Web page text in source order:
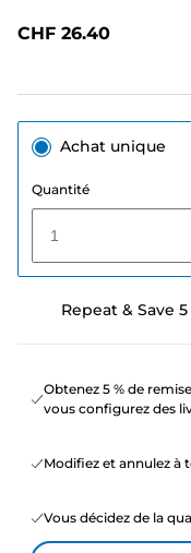
CHF 26.40
Achat unique
Quantité
1
Repeat & Save 5
Obtenez 5 % de
vous configurez des
Modifiez et annulez
Vous décidez de la